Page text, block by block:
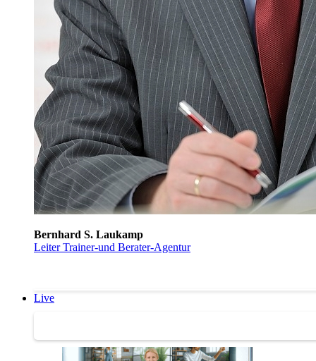
Bernhard S. Laukamp
Leiter Trainer-und Berater-Agentur
Live